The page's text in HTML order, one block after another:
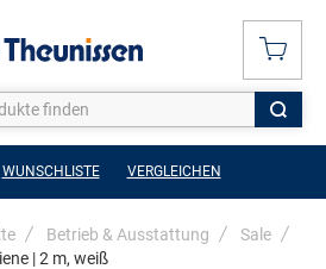
WUNSCHLISTE VERGLEICHEN
Betrieb & Ausstattung
Sale
| 2 m, weiß